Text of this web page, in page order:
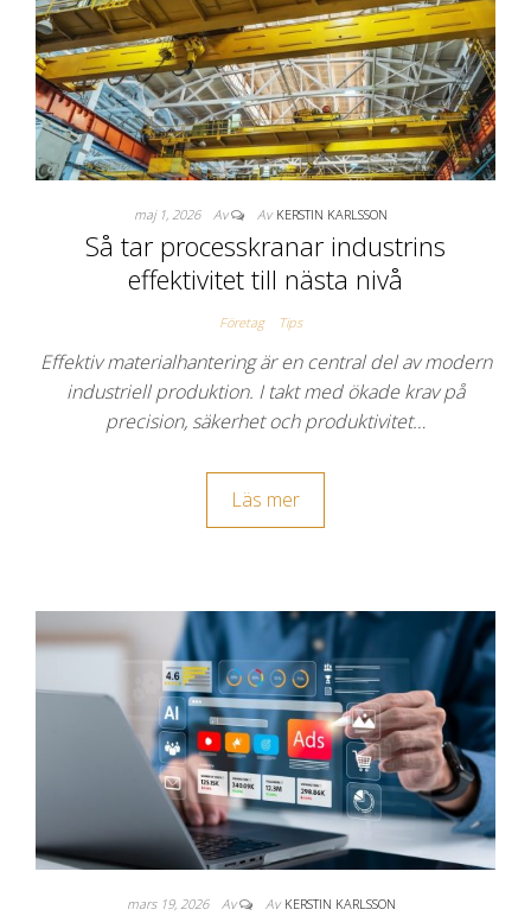
maj 1, 2026 Av Av KERSTIN KARLSSON
Så tar processkranar industrins
effektivitet till nästa nivå
Företag Tips
Effektiv materialhantering är en central del av modern
industriell produktion. I takt med ökade krav på
precision, säkerhet och produktivitet…
Läs mer
mars 19, 2026 Av Av KERSTIN KARLSSON